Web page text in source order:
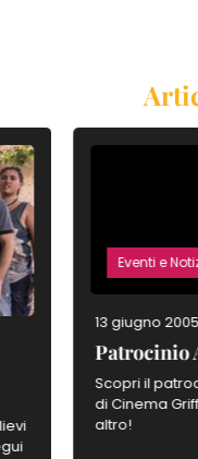
Eventi e
13 giugno 2005
Patrocinio
Scopri il
di Cinema
altro!